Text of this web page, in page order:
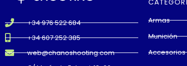
+34 976 522 684
+34 607 252 385
web@chanoshooting.com
Armas
Munición